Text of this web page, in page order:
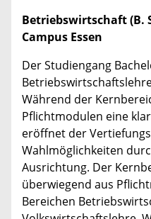
Betriebswirtschaft (B.
Campus Essen
Der Studiengang
Während der
Pflichtmodulen eine
eröffnet der
Wahlmöglichkeiten
Ausrichtung. Der
überwiegend aus
Bereichen